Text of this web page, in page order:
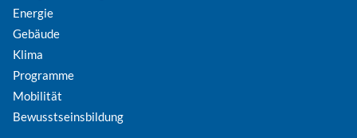
Energie
Gebäude
Klima
Programme
Mobilität
Bewusstseinsbildung